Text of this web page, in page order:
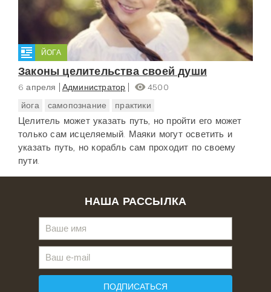
ЙОГА
Законы целительства своей души
6 апреля Администратор
4500
йога
самопознание практики
Целитель может указать путь, но пройти его может
только сам исцеляемый. Маяки могут осветить и
указать путь, но корабль сам проходит по своему
пути.
НАША РАССЫЛКА
ПОДПИСАТЬСЯ